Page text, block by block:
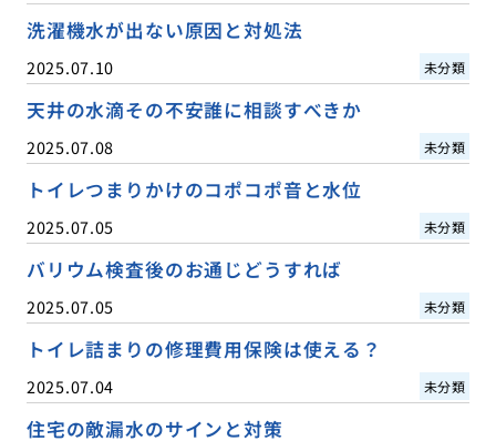
洗濯機水が出ない原因と対処法
2025.07.10 未分類
天井の水滴その不安誰に相談すべきか
2025.07.08 未分類
トイレつまりかけのコポコポ音と水位
2025.07.05 未分類
バリウム検査後のお通じどうすれば
2025.07.05 未分類
トイレ詰まりの修理費用保険は使える？
2025.07.04 未分類
住宅の敵漏水のサインと対策